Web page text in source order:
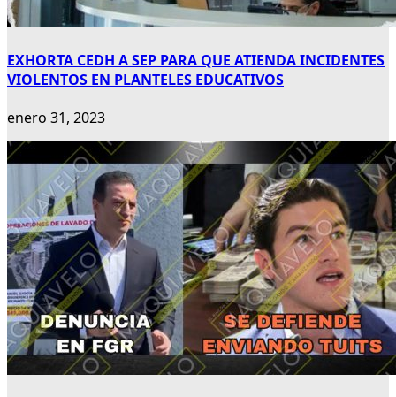
EXHORTA CEDH A SEP PARA QUE ATIENDA INCIDENTES
VIOLENTOS EN PLANTELES EDUCATIVOS
enero 31, 2023